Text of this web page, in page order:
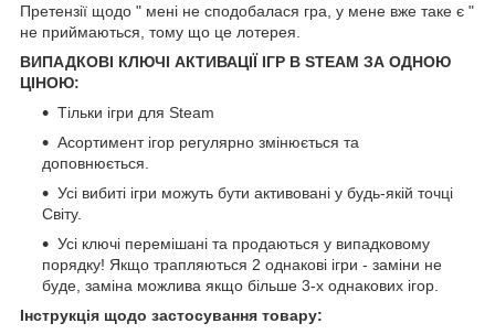
Претензії щодо " мені не сподобалася гра, у мене вже таке є "
не приймаються, тому що це лотерея.
ВИПАДКОВІ КЛЮЧІ АКТИВАЦІЇ ІГР В STEAM ЗА ОДНОЮ
ЦІНОЮ:
Тільки ігри для Steam
Асортимент ігор регулярно змінюється та
доповнюється.
Усі вибиті ігри можуть бути активовані у будь-якій точці
Світу.
Усі ключі перемішані та продаються у випадковому
порядку! Якщо трапляються 2 однакові ігри - заміни не
буде, заміна можлива якщо більше 3-х однакових ігор.
Інструкція щодо застосування товару: